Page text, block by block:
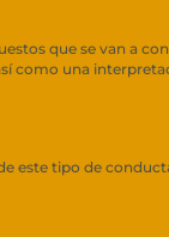
que se van a
como una
este tipo de